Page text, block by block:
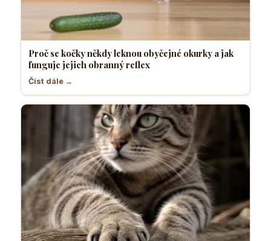
Proč se kočky někdy leknou obyčejné okurky a jak
funguje jejich obranný reflex
Číst dále →